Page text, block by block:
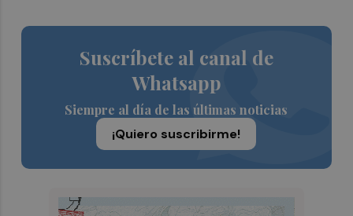
Suscríbete al canal de
Whatsapp
Siempre al día de las últimas noticias
¡Quiero suscribirme!